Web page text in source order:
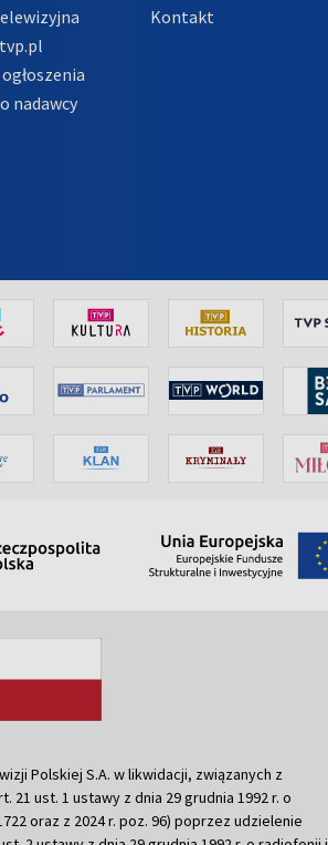
nadawcy
Kontakt
Polskiej S.A. w likwidacji, związanych z
ust. 1 ustawy z dnia 29 grudnia 1992 r. o
oraz z 2024 r. poz. 96) poprzez udzielenie